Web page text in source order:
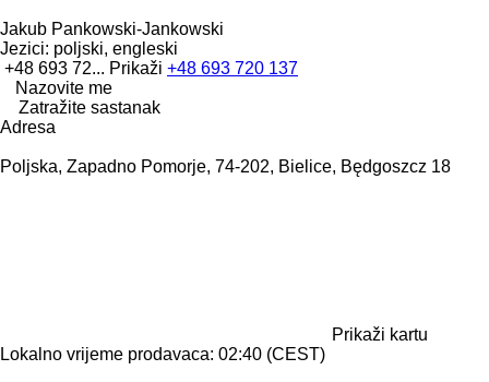
Jakub Pankowski-Jankowski
Jezici: poljski, engleski
+48 693 72... Prikaži +48 693 720 137
Nazovite me
Zatražite sastanak
Adresa
Poljska, Zapadno Pomorje, 74-202, Bielice, Będgoszcz 18
Prikaži kartu
Lokalno vrijeme prodavaca: 02:40 (CEST)